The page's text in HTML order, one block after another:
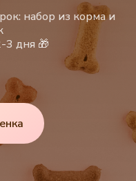
набор из корма и
3 дня 🎁